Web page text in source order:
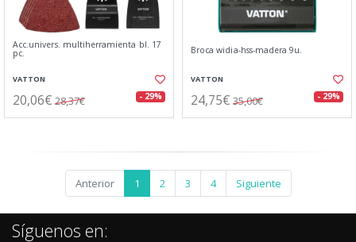
Acc.univers. multiherramienta bl. 17
pc.
VATTON
20,06€ 28,37€ - 29%
Broca widia-hss-madera 9u.
VATTON
24,75€ 35,00€ - 29%
Anterior 1 2 3 4 Siguiente
Síguenos en: